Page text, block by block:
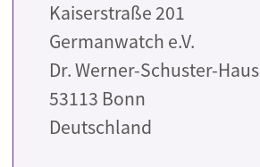
Kaiserstraße 201
Germanwatch e.V.
Dr. Werner-Schuster-Haus
53113 Bonn
Deutschland